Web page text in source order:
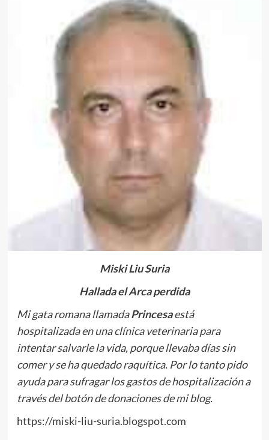
Miski Liu Suria
Hallada el Arca perdida
Mi gata romana llamadaPrincesaestá
hospitalizada en una clínica veterinaria para
intentar salvarle la vida, porque llevaba días sin
comer y se ha quedado raquítica. Por lo tanto pido
ayuda para sufragar los gastos de hospitalización a
través del botón de donaciones de mi blog.
https://miski-liu-suria.blogspot.com